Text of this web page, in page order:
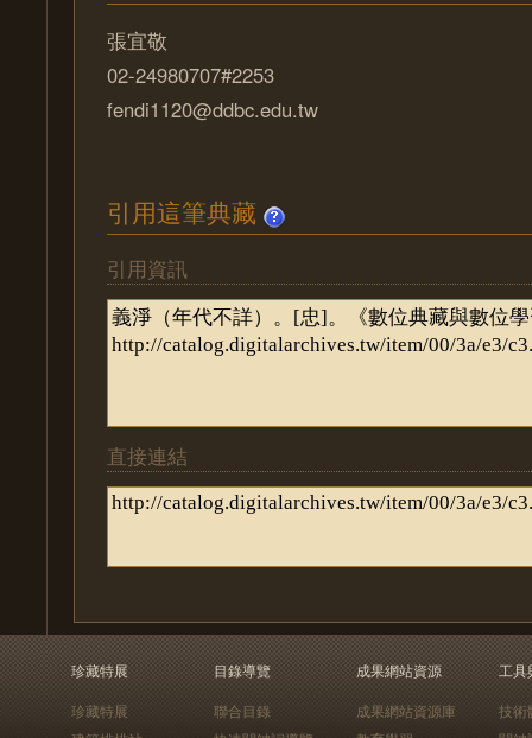
張宜敬
02-24980707#2253
fendi1120@ddbc.edu.tw
引用這筆典藏
引用資訊
直接連結
珍藏特展
珍藏特展
目錄導覽
聯合目錄
成果網站資源
成果網站資源庫
工具
技術